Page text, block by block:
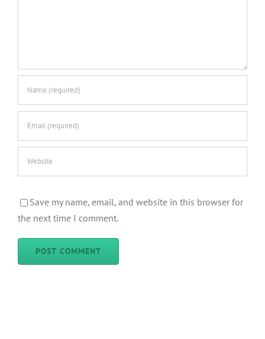
Save my name, email, and website in this browser for
the next time I comment.